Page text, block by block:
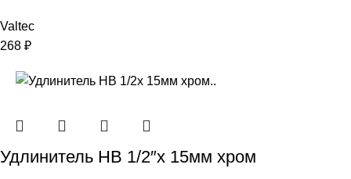
Valtec
268 ₽
Удлинитель НВ 1/2″x 15мм хром